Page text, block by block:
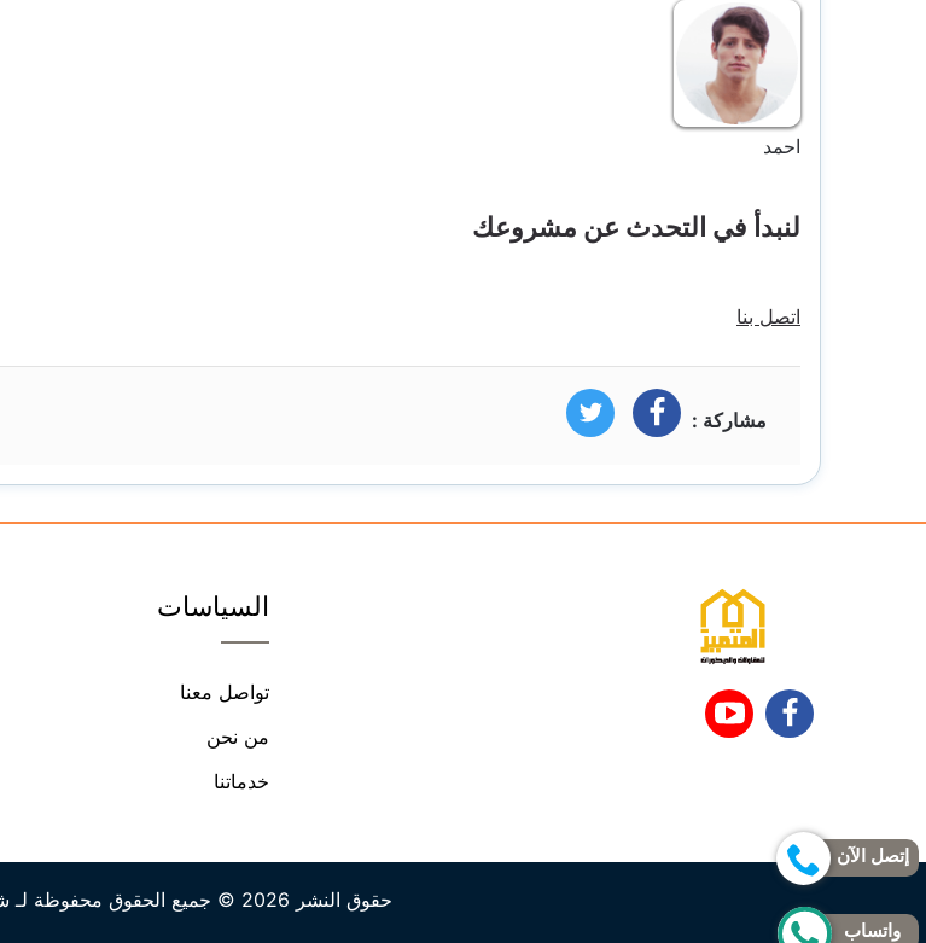
احمد
لنبدأ في التحدث عن مشروعك
اتصل بنا
مشاركة : فيسبوك تويتر
تابعنا تابعنا
السياسات
تواصل معنا
من نحن
خدماتنا
حقوق النشر 2026 © جميع الحقوق محفوظة لـ شركة المتميز للديكور
إتصل الآن
واتساب